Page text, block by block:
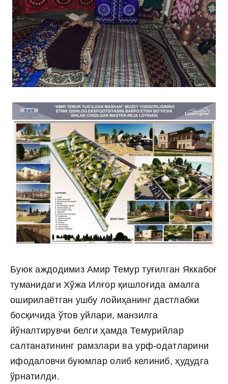
Буюк аждодимиз Амир Темур туғилган Яккабоғ
туманидаги Хўжа Илғор қишлоғида амалга
оширилаётган ушбу лойиҳанинг дастлабки
босқичида ўтов уйлари, манзилга
йўналтирувчи белги ҳамда Темурийлар
салтанатининг рамзлари ва урф-одатларини
ифодаловчи буюмлар олиб келиниб, ҳудудга
ўрнатилди.